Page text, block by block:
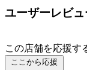
ユーザーレビュ
この店舗を応援す
ここから応援